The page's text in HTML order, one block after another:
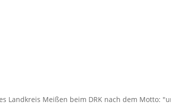
Meißen beim DRK nach dem Motto: